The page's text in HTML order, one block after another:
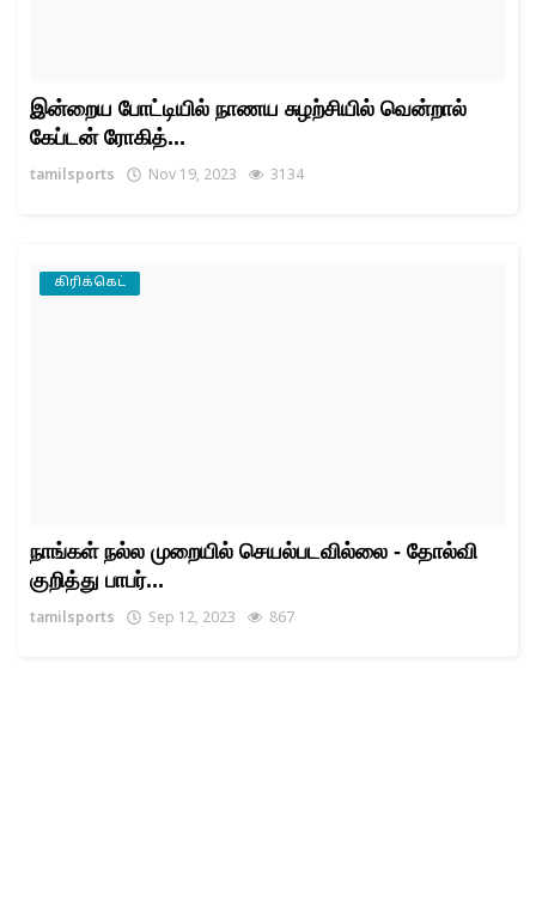
இன்றைய போட்டியில் நாணய சுழற்சியில் வென்றால்
கேப்டன் ரோகித்...
tamilsports Nov 19, 2023 3134
கிரிக்கெட்
நாங்கள் நல்ல முறையில் செயல்படவில்லை - தோல்வி
குறித்து பாபர்...
tamilsports Sep 12, 2023 867